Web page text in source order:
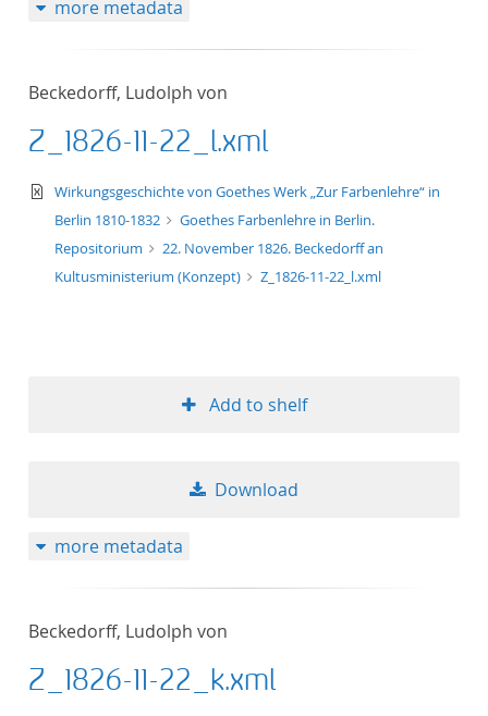
more metadata
Beckedorff, Ludolph von
Z_1826-11-22_l.xml
text/xml
Wirkungsgeschichte von Goethes Werk „Zur Farbenlehre“ in
Berlin 1810-1832
Goethes Farbenlehre in Berlin.
Repositorium
22. November 1826. Beckedorff an
Kultusministerium (Konzept)
Z_1826-11-22_l.xml
Add to shelf
Download
more metadata
Beckedorff, Ludolph von
Z_1826-11-22_k.xml